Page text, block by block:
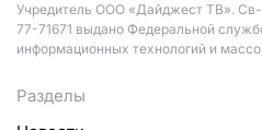
Учредитель ООО «Дайджест ТВ».
77-71671 выдано Федеральной
информационных технологий и
Разделы